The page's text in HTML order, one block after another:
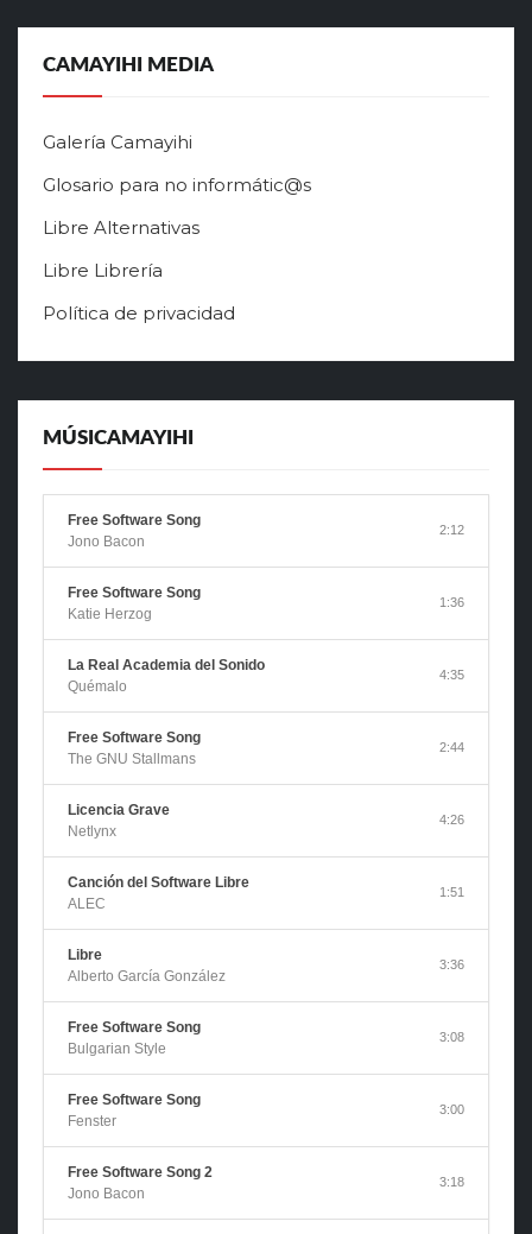
CAMAYIHI MEDIA
Galería Camayihi
Glosario para no informátic@s
Libre Alternativas
Libre Librería
Política de privacidad
MÚSICAMAYIHI
Free Software Song
Jono Bacon
2:12
Free Software Song
Katie Herzog
1:36
La Real Academia del Sonido
Quémalo
4:35
Free Software Song
The GNU Stallmans
2:44
Licencia Grave
Netlynx
4:26
Canción del Software Libre
ALEC
1:51
Libre
Alberto García González
3:36
Free Software Song
Bulgarian Style
3:08
Free Software Song
Fenster
3:00
Free Software Song 2
Jono Bacon
3:18